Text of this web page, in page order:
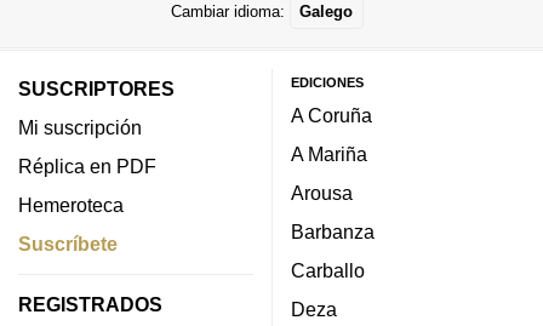
Cambiar idioma: Galego
SUSCRIPTORES
Mi suscripción
Réplica en PDF
Hemeroteca
Suscríbete
REGISTRADOS
EDICIONES
A Coruña
A Mariña
Arousa
Barbanza
Carballo
Deza